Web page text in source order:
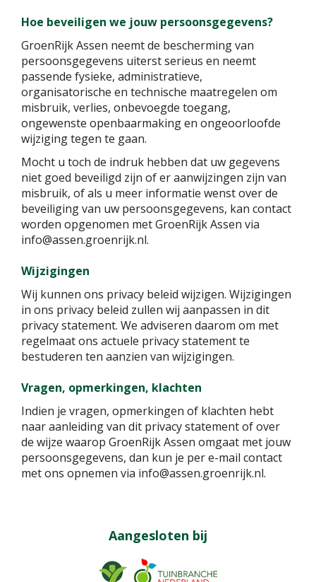
Hoe beveiligen we jouw persoonsgegevens?
GroenRijk Assen neemt de bescherming van
persoonsgegevens uiterst serieus en neemt
passende fysieke, administratieve,
organisatorische en technische maatregelen om
misbruik, verlies, onbevoegde toegang,
ongewenste openbaarmaking en ongeoorloofde
wijziging tegen te gaan.
Mocht u toch de indruk hebben dat uw gegevens
niet goed beveiligd zijn of er aanwijzingen zijn van
misbruik, of als u meer informatie wenst over de
beveiliging van uw persoonsgegevens, kan contact
worden opgenomen met GroenRijk Assen via
info@assen.groenrijk.nl.
Wijzigingen
Wij kunnen ons privacy beleid wijzigen. Wijzigingen
in ons privacy beleid zullen wij aanpassen in dit
privacy statement. We adviseren daarom om met
regelmaat ons actuele privacy statement te
bestuderen ten aanzien van wijzigingen.
Vragen, opmerkingen, klachten
Indien je vragen, opmerkingen of klachten hebt
naar aanleiding van dit privacy statement of over
de wijze waarop GroenRijk Assen omgaat met jouw
persoonsgegevens, dan kun je per e-mail contact
met ons opnemen via info@assen.groenrijk.nl.
Aangesloten bij